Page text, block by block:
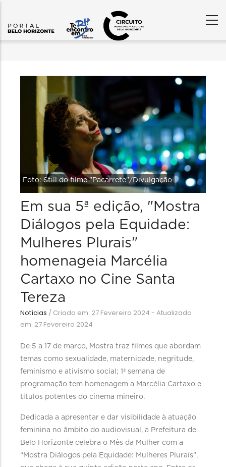
Foto: Still do filme "Pacarrete"/Divulgação
Em sua 5ª edição, "Mostra
Diálogos pela Equidade:
Mulheres Plurais"
homenageia Marcélia
Cartaxo no Cine Santa
Tereza
Notícias / Criado em: 27 Fevereiro 2024 - Atualizado
em: 27 Fevereiro 2024
De 5 a 17 de março, Mostra traz filmes que abordam
temas como sexualidade, maternidade, negritude,
feminismo e ativismo social; 1ª semana de
programação tem homenagem a Marcélia Cartaxo e
títulos potentes do cinema mineiro.
Dedicada a apresentar e dar visibilidade à atuação
feminina no âmbito do audiovisual, a Prefeitura de
Belo Horizonte celebra o Mês da Mulher com a
“Mostra Diálogos pela Equidade: Mulheres Plurais”,